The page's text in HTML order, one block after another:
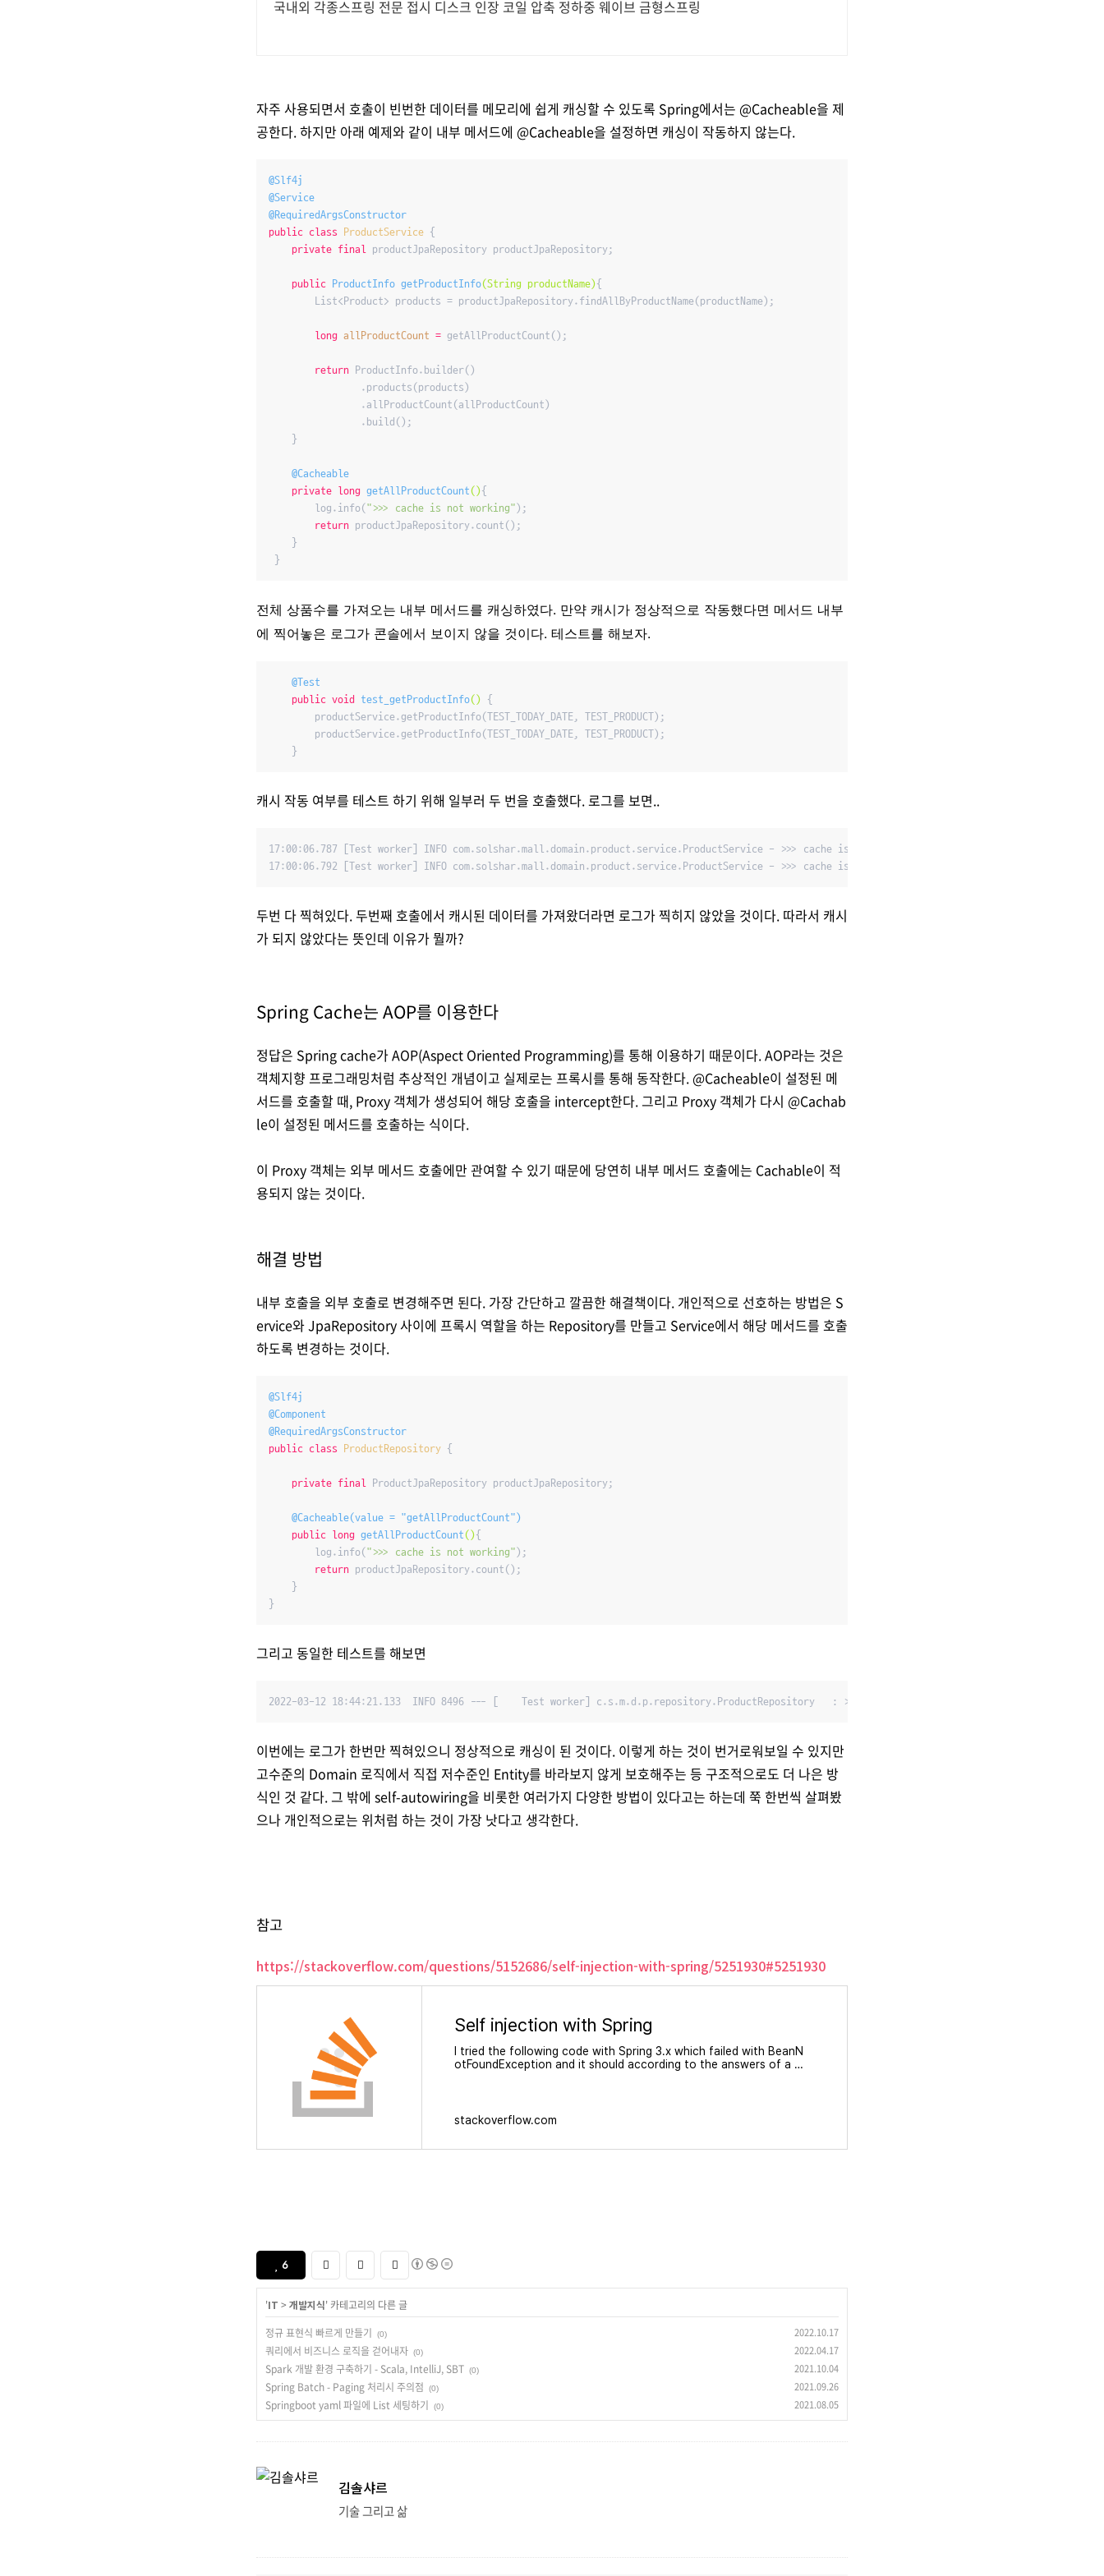
국내외 각종스프링 전문 접시 디스크 인장 코일 압축 정하중 웨이브 금형스프링
자주 사용되면서 호출이 빈번한 데이터를 메모리에 쉽게 캐싱할 수 있도록 Spring에서는 @Cacheable을 제
공한다. 하지만 아래 예제와 같이 내부 메서드에 @Cacheable을 설정하면 캐싱이 작동하지 않는다.
@Slf4j
@Service
@RequiredArgsConstructor
public class ProductService {
private final productJpaRepository productJpaRepository;
public ProductInfo getProductInfo(String productName){
        List<Product> products = productJpaRepository.findAllByProductName(productName);
long allProductCount = getAllProductCount();
return ProductInfo.builder()
                .products(products)
                .allProductCount(allProductCount)
                .build();
    }
@Cacheable
private long getAllProductCount(){
        log.info(
">>> cache is not working" );
return productJpaRepository.count();
    }
}
전체 상품수를 가져오는 내부 메서드를 캐싱하였다. 만약 캐시가 정상적으로 작동했다면 메서드 내부
에 찍어놓은 로그가 콘솔에서 보이지 않을 것이다. 테스트를 해보자.
@Test
public void test_getProductInfo() {
        productService.getProductInfo(TEST_TODAY_DATE, TEST_PRODUCT);
        productService.getProductInfo(TEST_TODAY_DATE, TEST_PRODUCT);
    }
캐시 작동 여부를 테스트 하기 위해 일부러 두 번을 호출했다. 로그를 보면..
17:00:06.787 [Test worker] INFO com.solshar.mall.domain.product.service.ProductService - >>> cache is not working
17:00:06.792 [Test worker] INFO com.solshar.mall.domain.product.service.ProductService - >>> cache is not working
두번 다 찍혀있다. 두번째 호출에서 캐시된 데이터를 가져왔더라면 로그가 찍히지 않았을 것이다. 따라서 캐시
가 되지 않았다는 뜻인데 이유가 뭘까?
Spring Cache는 AOP를 이용한다
정답은 Spring cache가 AOP(Aspect Oriented Programming)를 통해 이용하기 때문이다. AOP라는 것은
객체지향 프로그래밍처럼 추상적인 개념이고 실제로는 프록시를 통해 동작한다. @Cacheable이 설정된 메
서드를 호출할 때, Proxy 객체가 생성되어 해당 호출을 intercept한다. 그리고 Proxy 객체가 다시 @Cachab
le이 설정된 메서드를 호출하는 식이다.
이 Proxy 객체는 외부 메서드 호출에만 관여할 수 있기 때문에 당연히 내부 메서드 호출에는 Cachable이 적
용되지 않는 것이다.
해결 방법
내부 호출을 외부 호출로 변경해주면 된다. 가장 간단하고 깔끔한 해결책이다. 개인적으로 선호하는 방법은 S
ervice와 JpaRepository 사이에 프록시 역할을 하는 Repository를 만들고 Service에서 해당 메서드를 호출
하도록 변경하는 것이다.
@Slf4j
@Component
@RequiredArgsConstructor
public class ProductRepository {
private final ProductJpaRepository productJpaRepository;
@Cacheable(value = "getAllProductCount")
public long getAllProductCount(){
        log.info(
">>> cache is not working" );
return productJpaRepository.count();
    }
}
그리고 동일한 테스트를 해보면
2022-03-12 18:44:21.133  INFO 8496 --- [    Test worker] c.s.m.d.p.repository.ProductRepository   : >>> cache is not working
이번에는 로그가 한번만 찍혀있으니 정상적으로 캐싱이 된 것이다. 이렇게 하는 것이 번거로워보일 수 있지만
고수준의 Domain 로직에서 직접 저수준인 Entity를 바라보지 않게 보호해주는 등 구조적으로도 더 나은 방
식인 것 같다. 그 밖에 self-autowiring을 비롯한 여러가지 다양한 방법이 있다고는 하는데 쭉 한번씩 살펴봤
으나 개인적으로는 위처럼 하는 것이 가장 낫다고 생각한다.
참고
https://stackoverflow.com/questions/5152686/self-injection-with-spring/5251930#5251930
Self injection with Spring
I tried the following code with Spring 3.x which failed with BeanN
otFoundException and it should according to the answers of a qu
stackoverflow.com
6
'IT > 개발지식' 카테고리의 다른 글
정규 표현식 빠르게 만들기
(0) 2022.10.17
쿼리에서 비즈니스 로직을 걷어내자 (0) 2022.04.17
Spark 개발 환경 구축하기 - Scala, IntelliJ, SBT (0) 2021.10.04
Spring Batch - Paging 처리시 주의점 (0) 2021.09.26
Springboot yaml 파일에 List 세팅하기 (0) 2021.08.05
김솔샤르
기술 그리고 삶